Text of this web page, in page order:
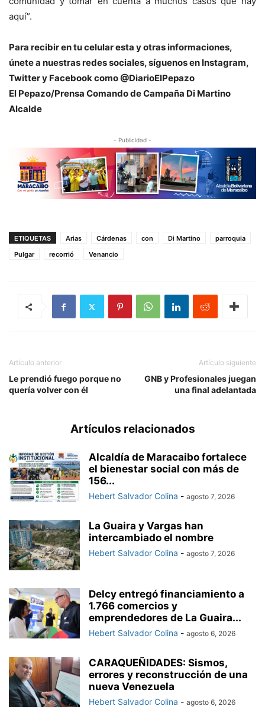
aquí”.
Para recibir en tu celular esta y otras informaciones,
únete a nuestras redes sociales, síguenos en Instagram,
Twitter y Facebook como @DiarioElPepazo
El Pepazo/Prensa Comando de Campaña Di Martino
Alcalde
- Publicidad -
ETIQUETAS Arias Cárdenas con Di Martino
parroquia
Pulgar
recorrió Venancio
Artículo anterior
Le prendió fuego porque no
quería volver con él
Artículo siguiente
GNB y Profesionales juegan
una final adelantada
Artículos relacionados
Alcaldía de Maracaibo fortalece
el bienestar social con más de
156...
Hebert Salvador Colina - agosto 7, 2026
La Guaira y Vargas han
intercambiado el nombre
Hebert Salvador Colina - agosto 7, 2026
Delcy entregó financiamiento a
1.766 comercios y
emprendedores de La Guaira...
Hebert Salvador Colina - agosto 6, 2026
CARAQUEÑIDADES: Sismos,
errores y reconstrucción de una
nueva Venezuela
Hebert Salvador Colina - agosto 6, 2026